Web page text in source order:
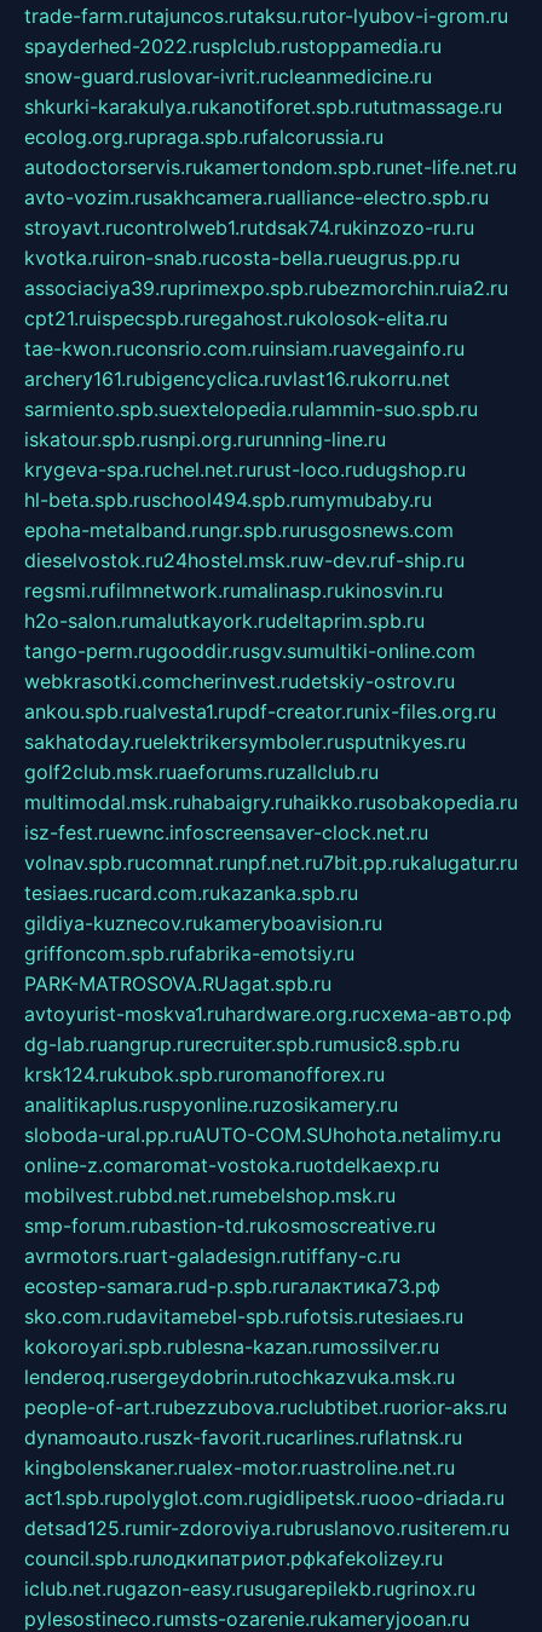
trade-farm.rutajuncos.rutaksu.rutor-lyubov-i-grom.ru
spayderhed-2022.rusplclub.rustoppamedia.ru
snow-guard.ruslovar-ivrit.rucleanmedicine.ru
shkurki-karakulya.rukanotiforet.spb.rututmassage.ru
ecolog.org.rupraga.spb.rufalcorussia.ru
autodoctorservis.rukamertondom.spb.runet-life.net.ru
avto-vozim.rusakhcamera.rualliance-electro.spb.ru
stroyavt.rucontrolweb1.rutdsak74.rukinzozo-ru.ru
kvotka.ruiron-snab.rucosta-bella.rueugrus.pp.ru
associaciya39.ruprimexpo.spb.rubezmorchin.ruia2.ru
cpt21.ruispecspb.ruregahost.rukolosok-elita.ru
tae-kwon.ruconsrio.com.ruinsiam.ruavegainfo.ru
archery161.rubigencyclica.ruvlast16.rukorru.net
sarmiento.spb.suextelopedia.rulammin-suo.spb.ru
iskatour.spb.rusnpi.org.rurunning-line.ru
krygeva-spa.ruchel.net.rurust-loco.rudugshop.ru
hl-beta.spb.ruschool494.spb.rumymubaby.ru
epoha-metalband.rungr.spb.rurusgosnews.com
dieselvostok.ru24hostel.msk.ruw-dev.ruf-ship.ru
regsmi.rufilmnetwork.rumalinasp.rukinosvin.ru
h2o-salon.rumalutkayork.rudeltaprim.spb.ru
tango-perm.rugooddir.rusgv.sumultiki-online.com
webkrasotki.comcherinvest.rudetskiy-ostrov.ru
ankou.spb.rualvesta1.rupdf-creator.runix-files.org.ru
sakhatoday.ruelektrikersymboler.rusputnikyes.ru
golf2club.msk.ruaeforums.ruzallclub.ru
multimodal.msk.ruhabaigry.ruhaikko.rusobakopedia.ru
isz-fest.ruewnc.infoscreensaver-clock.net.ru
volnav.spb.rucomnat.runpf.net.ru7bit.pp.rukalugatur.ru
tesiaes.rucard.com.rukazanka.spb.ru
gildiya-kuznecov.rukameryboavision.ru
griffoncom.spb.rufabrika-emotsiy.ru
PARK-MATROSOVA.RUagat.spb.ru
avtoyurist-moskva1.ruhardware.org.ruсхема-авто.рф
dg-lab.ruangrup.rurecruiter.spb.rumusic8.spb.ru
krsk124.rukubok.spb.ruromanofforex.ru
analitikaplus.ruspyonline.ruzosikamery.ru
sloboda-ural.pp.ruAUTO-COM.SUhohota.netalimy.ru
online-z.comaromat-vostoka.ruotdelkaexp.ru
mobilvest.rubbd.net.rumebelshop.msk.ru
smp-forum.rubastion-td.rukosmoscreative.ru
avrmotors.ruart-galadesign.rutiffany-c.ru
ecostep-samara.rud-p.spb.ruгалактика73.рф
sko.com.rudavitamebel-spb.rufotsis.rutesiaes.ru
kokoroyari.spb.rublesna-kazan.rumossilver.ru
lenderoq.rusergeydobrin.rutochkazvuka.msk.ru
people-of-art.rubezzubova.ruclubtibet.ruorior-aks.ru
dynamoauto.ruszk-favorit.rucarlines.ruflatnsk.ru
kingbolenskaner.rualex-motor.ruastroline.net.ru
act1.spb.rupolyglot.com.rugidlipetsk.ruooo-driada.ru
detsad125.rumir-zdoroviya.rubruslanovo.rusiterem.ru
council.spb.ruлодкипатриот.рфkafekolizey.ru
iclub.net.rugazon-easy.rusugarepilekb.rugrinox.ru
pylesostineco.rumsts-ozarenie.rukameryjooan.ru